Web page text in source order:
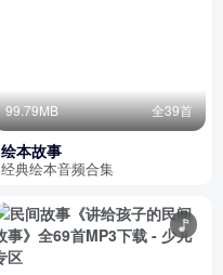
99.79MB 全39首
绘本故事
经典绘本音频合集